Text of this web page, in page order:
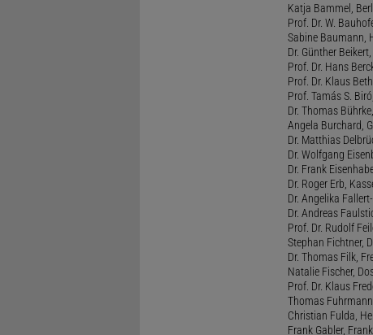
Katja Bammel,
Prof. Dr. W.
Sabine Baumann,
Dr. Günther
Prof. Dr. Hans
Prof. Dr. Klaus
Prof. Tamás S.
Dr. Thomas
Angela Burchard,
Dr. Matthias
Dr. Wolfgang
Dr. Frank
Dr. Roger Erb,
Dr. Angelika
Dr. Andreas
Prof. Dr. Rudolf
Stephan Fichtner,
Dr. Thomas Filk,
Natalie Fischer,
Prof. Dr. Klaus
Thomas
Christian Fulda,
Frank Gabler,